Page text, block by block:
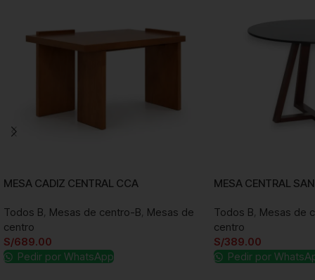
MESA CADIZ CENTRAL CCA
Todos B, Mesas de centro-B, Mesas de
centro
S/689.00
Pedir por WhatsApp
MESA CENTRAL
Todos B, Mesas de
centro
S/389.00
Pedir por